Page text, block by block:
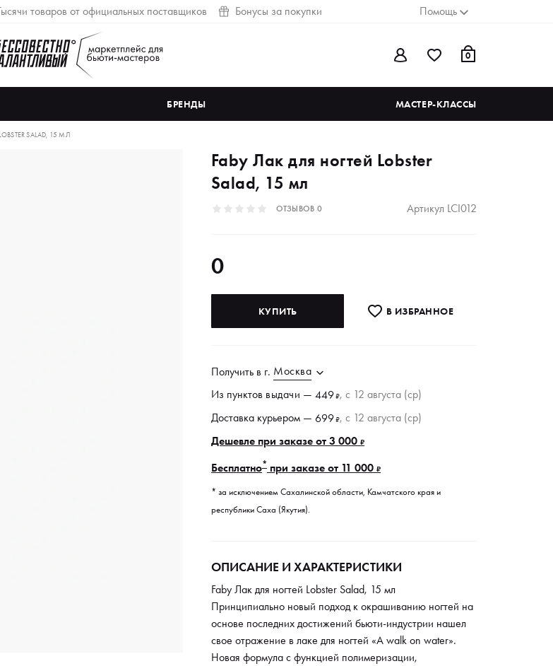
товаров от официальных поставщиков Бонусы за покупки Помощь
0
БРЕНДЫ МАСТЕР-КЛАССЫ
SALAD, 15 МЛ
Faby Лак для ногтей Lobster
Salad, 15 мл
ОТЗЫВОВ 0 Артикул LCI012
0
КУПИТЬ В ИЗБРАННОE
Получить в г. Москва
Из пунктов выдачи —449₽, c 12 августа (ср)
Доставка курьером —699₽, c 12 августа (ср)
Дешевле при заказе от 3 000₽
Бесплатно* при заказе от 11 000₽
* за исключением Сахалинской области, Камчатского края и
республики Саха (Якутия).
ОПИСАНИЕ И ХАРАКТЕРИСТИКИ
Faby Лак для ногтей Lobster Salad, 15 мл
Принципиально новый подход к окрашиванию ногтей на
основе последних достижений бьюти-индустрии нашел
свое отражение в лаке для ногтей «A walk on water».
Новая формула с функцией полимеризации,